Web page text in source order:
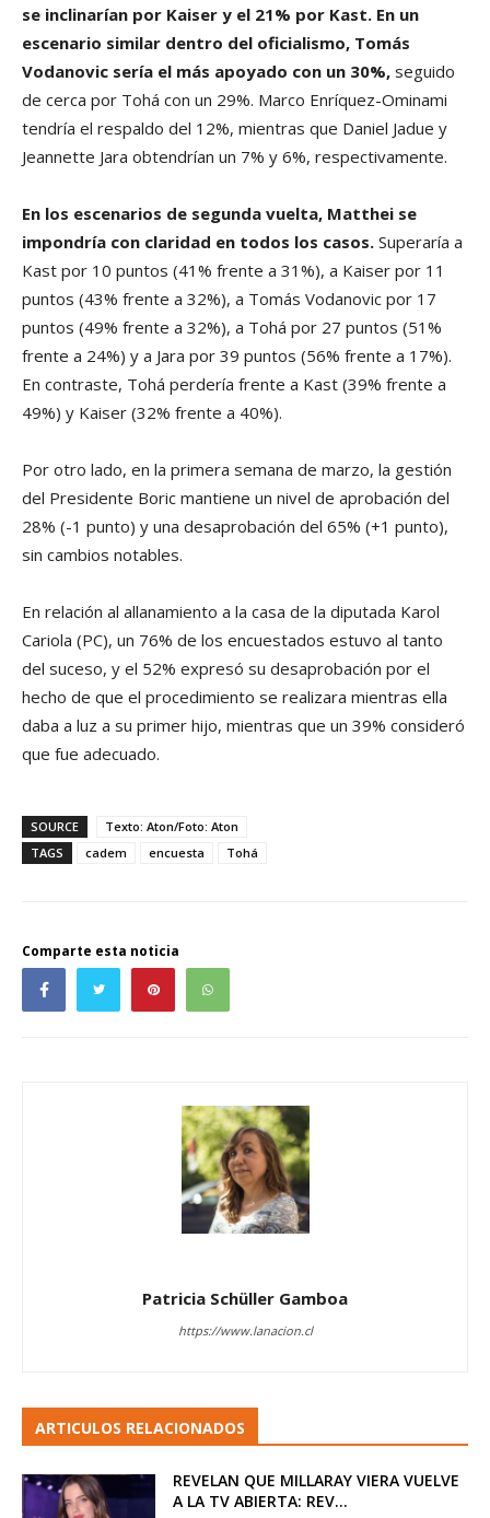
se inclinarían por Kaiser y el 21% por Kast. En un
escenario similar dentro del oficialismo, Tomás
Vodanovic sería el más apoyado con un 30%, seguido
de cerca por Tohá con un 29%. Marco Enríquez-Ominami
tendría el respaldo del 12%, mientras que Daniel Jadue y
Jeannette Jara obtendrían un 7% y 6%, respectivamente.
En los escenarios de segunda vuelta, Matthei se
impondría con claridad en todos los casos. Superaría a
Kast por 10 puntos (41% frente a 31%), a Kaiser por 11
puntos (43% frente a 32%), a Tomás Vodanovic por 17
puntos (49% frente a 32%), a Tohá por 27 puntos (51%
frente a 24%) y a Jara por 39 puntos (56% frente a 17%).
En contraste, Tohá perdería frente a Kast (39% frente a
49%) y Kaiser (32% frente a 40%).
Por otro lado, en la primera semana de marzo, la gestión
del Presidente Boric mantiene un nivel de aprobación del
28% (-1 punto) y una desaprobación del 65% (+1 punto),
sin cambios notables.
En relación al allanamiento a la casa de la diputada Karol
Cariola (PC), un 76% de los encuestados estuvo al tanto
del suceso, y el 52% expresó su desaprobación por el
hecho de que el procedimiento se realizara mientras ella
daba a luz a su primer hijo, mientras que un 39% consideró
que fue adecuado.
SOURCE
Texto: Aton/Foto: Aton
TAGS
cadem encuesta Tohá
Comparte esta noticia
Patricia Schüller Gamboa
https://www.lanacion.cl
ARTICULOS RELACIONADOS
REVELAN QUE MILLARAY VIERA VUELVE
A LA TV ABIERTA: REV...